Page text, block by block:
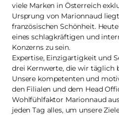
viele Marken in Österreich
Ursprung von Marionnaud
französischen Schönheit.
eines schlagkräftigen und
Konzerns zu sein.
Expertise, Einzigartigkeit und
drei Kernwerte, die wir täglich
Unsere kompetenten und
den Filialen und dem Head
Wohlfühlfaktor Marionnaud
jeden Tag alles, um unsere